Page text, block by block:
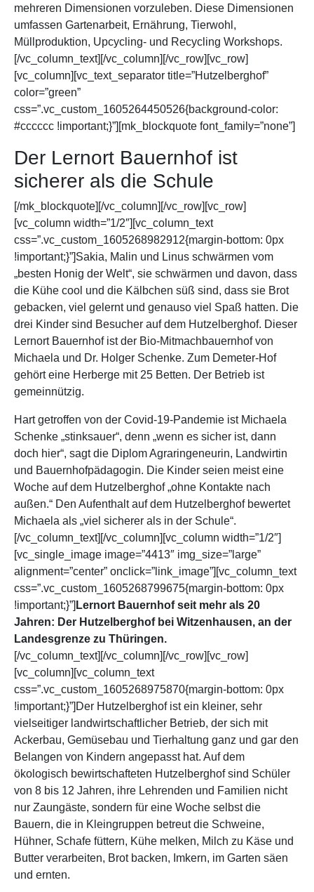
mehreren Dimensionen vorzuleben. Diese Dimensionen
umfassen Gartenarbeit, Ernährung, Tierwohl,
Müllproduktion, Upcycling- und Recycling Workshops.
[/vc_column_text][/vc_column][/vc_row][vc_row]
[vc_column][vc_text_separator title=”Hutzelberghof”
color=”green”
css=”.vc_custom_1605264450526{background-color:
#cccccc !important;}”][mk_blockquote font_family=”none”]
Der Lernort Bauernhof ist
sicherer als die Schule
[/mk_blockquote][/vc_column][/vc_row][vc_row]
[vc_column width=”1/2″][vc_column_text
css=”.vc_custom_1605268982912{margin-bottom: 0px
!important;}”]Sakia, Malin und Linus schwärmen vom
„besten Honig der Welt“, sie schwärmen und davon, dass
die Kühe cool und die Kälbchen süß sind, dass sie Brot
gebacken, viel gelernt und genauso viel Spaß hatten. Die
drei Kinder sind Besucher auf dem Hutzelberghof. Dieser
Lernort Bauernhof ist der Bio-Mitmachbauernhof von
Michaela und Dr. Holger Schenke. Zum Demeter-Hof
gehört eine Herberge mit 25 Betten. Der Betrieb ist
gemeinnützig.
Hart getroffen von der Covid-19-Pandemie ist Michaela
Schenke „stinksauer“, denn „wenn es sicher ist, dann
doch hier“, sagt die Diplom Agraringeneurin, Landwirtin
und Bauernhofpädagogin. Die Kinder seien meist eine
Woche auf dem Hutzelberghof „ohne Kontakte nach
außen.“ Den Aufenthalt auf dem Hutzelberghof bewertet
Michaela als „viel sicherer als in der Schule“.
[/vc_column_text][/vc_column][vc_column width=”1/2″]
[vc_single_image image=”4413″ img_size=”large”
alignment=”center” onclick=”link_image”][vc_column_text
css=”.vc_custom_1605268799675{margin-bottom: 0px
!important;}”] Lernort Bauernhof seit mehr als 20
Jahren: Der Hutzelberghof bei Witzenhausen, an der
Landesgrenze zu Thüringen.
[/vc_column_text][/vc_column][/vc_row][vc_row]
[vc_column][vc_column_text
css=”.vc_custom_1605268975870{margin-bottom: 0px
!important;}”]Der Hutzelberghof ist ein kleiner, sehr
vielseitiger landwirtschaftlicher Betrieb, der sich mit
Ackerbau, Gemüsebau und Tierhaltung ganz und gar den
Belangen von Kindern angepasst hat. Auf dem
ökologisch bewirtschafteten Hutzelberghof sind Schüler
von 8 bis 12 Jahren, ihre Lehrenden und Familien nicht
nur Zaungäste, sondern für eine Woche selbst die
Bauern, die in Kleingruppen betreut die Schweine,
Hühner, Schafe füttern, Kühe melken, Milch zu Käse und
Butter verarbeiten, Brot backen, Imkern, im Garten säen
und ernten.